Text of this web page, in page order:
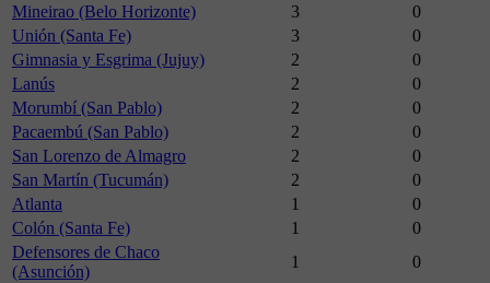
Mineirao (Belo Horizonte)
3
0
Unión (Santa Fe)
3
0
Gimnasia y Esgrima (Jujuy)
2
0
Lanús
2
0
Morumbí (San Pablo)
2
0
Pacaembú (San Pablo)
2
0
San Lorenzo de Almagro
2
0
San Martín (Tucumán)
2
0
Atlanta
1
0
Colón (Santa Fe)
1
0
Defensores de Chaco
(Asunción)
1
0